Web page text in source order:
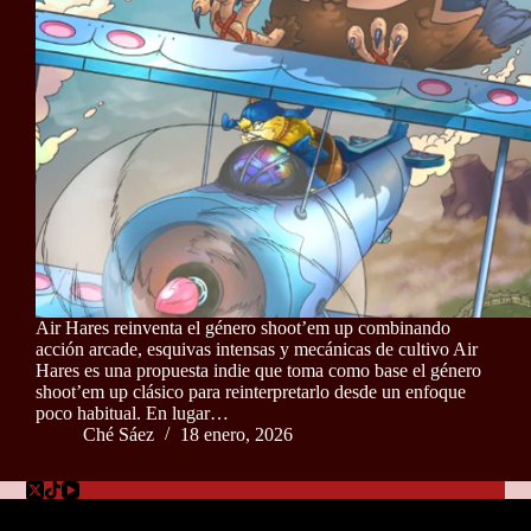
Air Hares reinventa el género shoot’em up combinando
acción arcade, esquivas intensas y mecánicas de cultivo Air
Hares es una propuesta indie que toma como base el género
shoot’em up clásico para reinterpretarlo desde un enfoque
poco habitual. En lugar…
Ché Sáez
18 enero, 2026